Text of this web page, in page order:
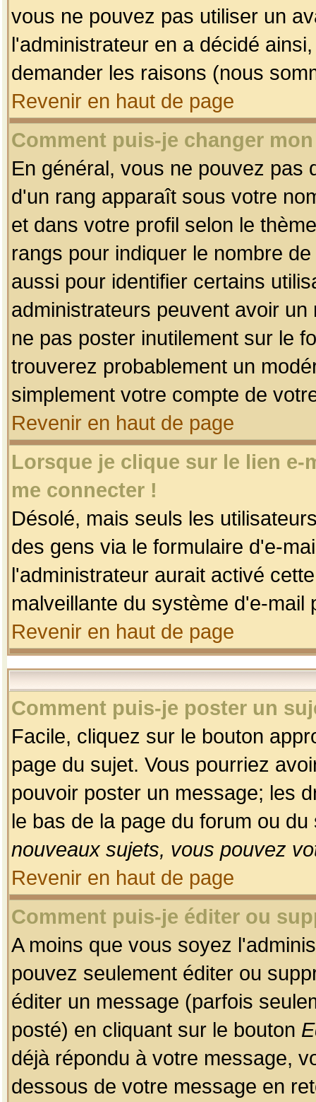
vous ne pouvez pas utiliser un
l'administrateur en a décidé
demander les raisons (nous
Revenir en haut de page
Comment puis-je changer
En général, vous ne pouvez pas
d'un rang apparaît sous votre
et dans votre profil selon le
rangs pour indiquer le nombre
aussi pour identifier certains
administrateurs peuvent avoir
ne pas poster inutilement sur le
trouverez probablement un
simplement votre compte de
Revenir en haut de page
Lorsque je clique sur le lien
me connecter !
Désolé, mais seuls les
des gens via le formulaire d'e-
l'administrateur aurait activé
malveillante du système d'e-
Revenir en haut de page
Comment puis-je poster un
Facile, cliquez sur le bouton
page du sujet. Vous pourriez
pouvoir poster un message; les
le bas de la page du forum ou
nouveaux sujets, vous pouvez
Revenir en haut de page
Comment puis-je éditer ou
A moins que vous soyez
pouvez seulement éditer ou
éditer un message (parfois
posté) en cliquant sur le bouton
déjà répondu à votre message,
dessous de votre message en